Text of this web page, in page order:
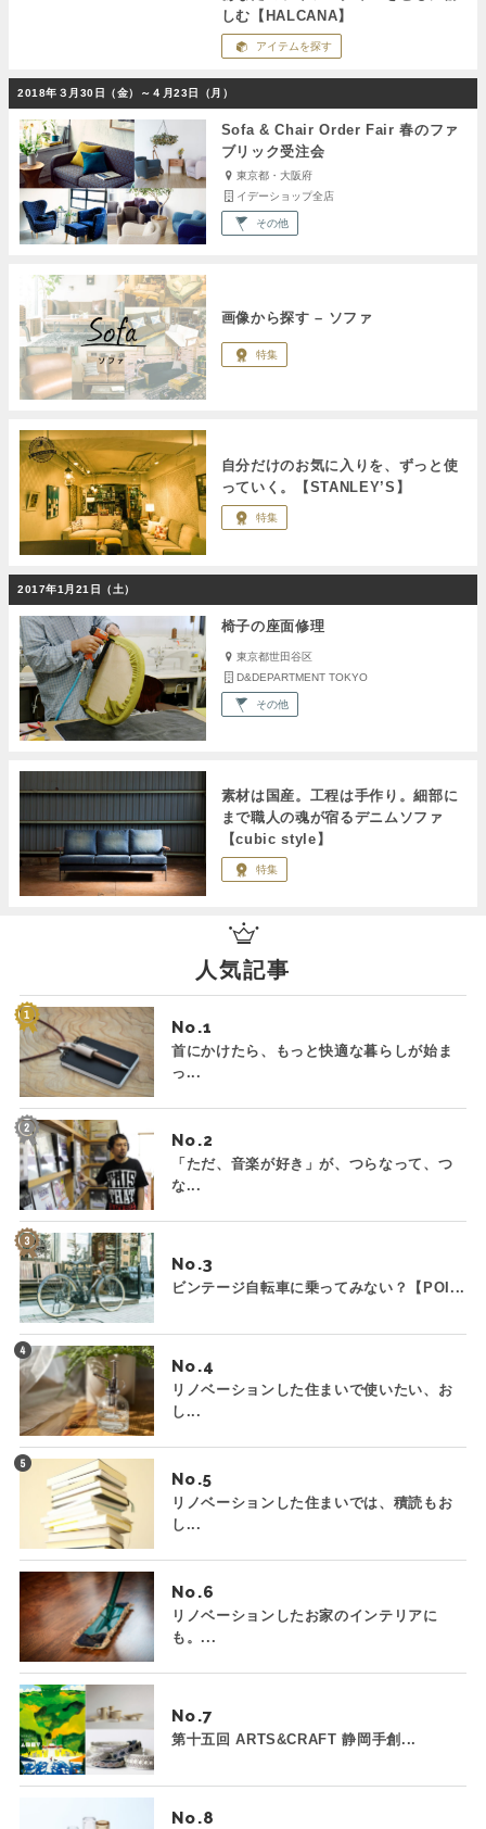
しむ【HALCANA】
アイテムを探す
2018年３月30日（金）～４月23日（月）
Sofa & Chair Order Fair 春のファ
ブリック受注会
東京都・大阪府
イデーショップ全店
その他
画像から探す – ソファ
特集
自分だけのお気に入りを、ずっと使
っていく。【STANLEY’S】
特集
2017年1月21日（土）
椅子の座面修理
東京都世田谷区
D&DEPARTMENT TOKYO
その他
素材は国産。工程は手作り。細部に
まで職人の魂が宿るデニムソファ
【cubic style】
特集
人気記事
No.
首にかけたら、もっと快適な暮らしが始ま
っ...
No.
「ただ、音楽が好き」が、つらなって、つ
な...
No.
ビンテージ自転車に乗ってみない？【POI...
No.
リノベーションした住まいで使いたい、お
し...
No.
リノベーションした住まいでは、積読もお
し...
No.
リノベーションしたお家のインテリアに
も。...
No.
第十五回 ARTS&CRAFT 静岡手創...
No.